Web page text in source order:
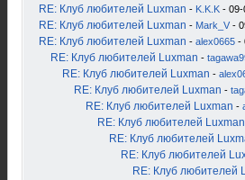
RE: Клуб любителей Luxman - K.K.K - 09-
RE: Клуб любителей Luxman - Mark_V -
RE: Клуб любителей Luxman - alex0665 -
RE: Клуб любителей Luxman -
RE: Клуб любителей Luxman -
RE: Клуб любителей Luxman -
RE: Клуб любителей Luxman -
RE: Клуб любителей Luxman
RE: Клуб любителей
RE: Клуб любителей
RE: Клуб любителей